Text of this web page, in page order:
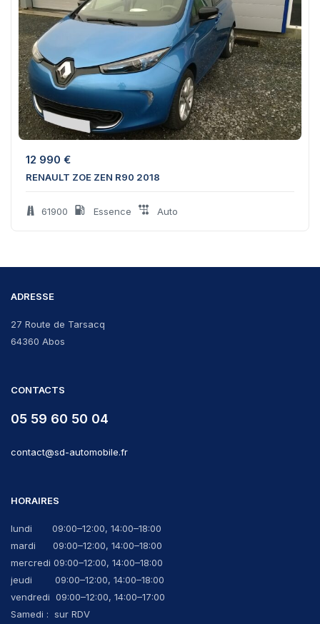
12 990 €
RENAULT ZOE ZEN R90 2018
61900 Essence Auto
ADRESSE
27 Route de Tarsacq
64360 Abos
CONTACTS
05 59 60 50 04
contact@sd-automobile.fr
HORAIRES
lundi 09:00–12:00, 14:00–18:00
mardi 09:00–12:00, 14:00–18:00
mercredi 09:00–12:00, 14:00–18:00
jeudi 09:00–12:00, 14:00–18:00
vendredi 09:00–12:00, 14:00–17:00
Samedi : sur RDV